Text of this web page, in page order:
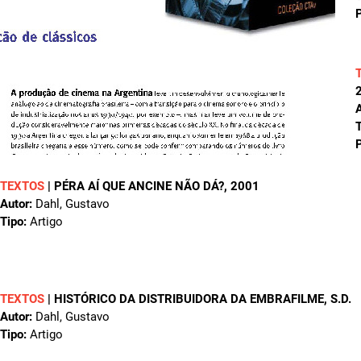
TEXTOS | PÉRA AÍ QUE ANCINE NÃO DÁ?, 2001
Autor: Dahl, Gustavo
Tipo: Artigo
TEXTOS | HISTÓRICO DA DISTRIBUIDORA DA EMBRAFILME, S.D.
Autor: Dahl, Gustavo
Tipo: Artigo